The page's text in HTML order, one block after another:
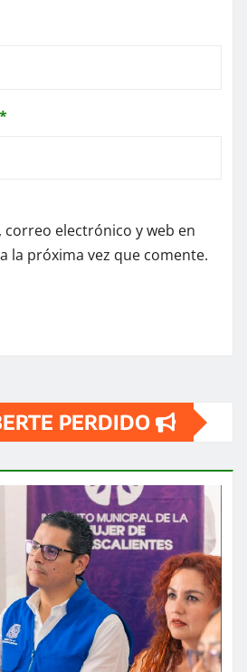
*
electrónico y web en
la próxima vez que comente.
PERDIDO